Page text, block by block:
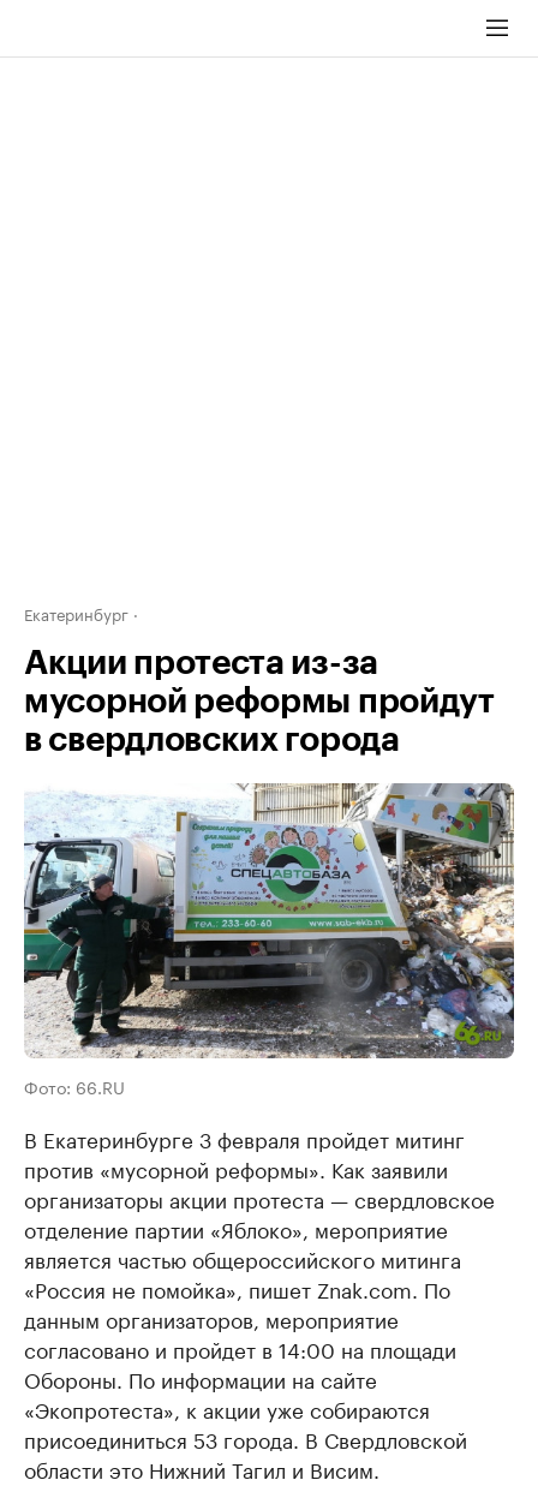
Екатеринбург
Акции протеста из-за
мусорной реформы пройдут
в свердловских города
Фото: 66.RU
В Екатеринбурге 3 февраля пройдет митинг
против «мусорной реформы». Как заявили
организаторы акции протеста — свердловское
отделение партии «Яблоко», мероприятие
является частью общероссийского митинга
«Россия не помойка», пишет Znak.com. По
данным организаторов, мероприятие
согласовано и пройдет в 14:00 на площади
Обороны. По информации на сайте
«Экопротеста», к акции уже собираются
присоединиться 53 города. В Свердловской
области это Нижний Тагил и Висим.